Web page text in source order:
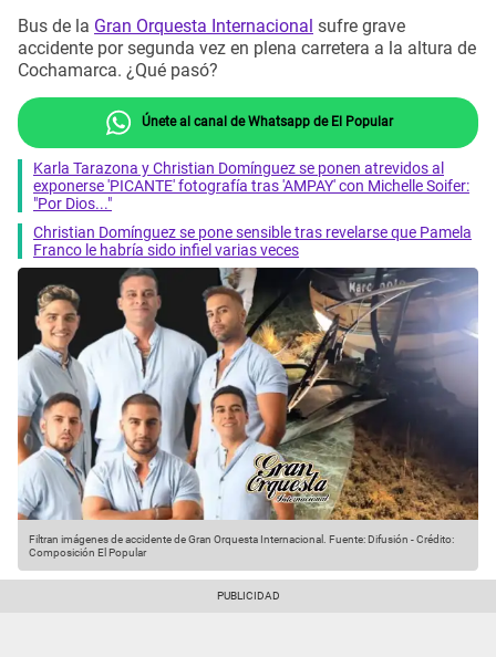
Bus de la Gran Orquesta Internacional sufre grave
accidente por segunda vez en plena carretera a la altura de
Cochamarca. ¿Qué pasó?
Únete al canal de Whatsapp de El Popular
Karla Tarazona y Christian Domínguez se ponen atrevidos al
exponerse 'PICANTE' fotografía tras 'AMPAY' con Michelle Soifer:
"Por Dios..."
Christian Domínguez se pone sensible tras revelarse que Pamela
Franco le habría sido infiel varias veces
Filtran imágenes de accidente de Gran Orquesta Internacional. Fuente: Difusión -Crédito:
Composición El Popular